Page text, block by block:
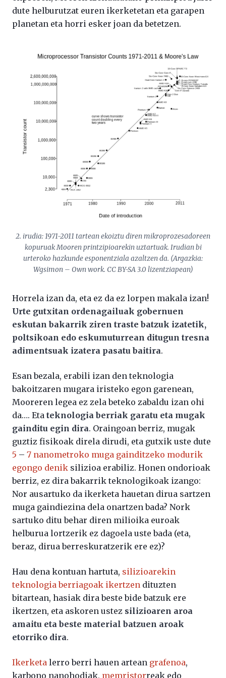
dute helburutzat euren ikerketetan eta garapen
planetan eta horri esker joan da betetzen.
2. irudia: 1971-2011 tartean ekoiztu diren mikroprozesadoreen
kopuruak Mooren printzipioarekin uztartuak. Irudian bi
urteroko hazkunde esponentziala azaltzen da. (Argazkia:
Wgsimon – Own work. CC BY-SA 3.0 lizentziapean)
Horrela izan da, eta ez da ez lorpen makala izan!
Urte gutxitan ordenagailuak gobernuen
eskutan bakarrik ziren traste batzuk izatetik,
poltsikoan edo eskumuturrean ditugun tresna
adimentsuak izatera pasatu baitira.
Esan bezala, erabili izan den teknologia
bakoitzaren mugara iristeko egon garenean,
Mooreren legea ez zela beteko zabaldu izan ohi
da…. Eta teknologia berriak garatu eta mugak
gainditu egin dira. Oraingoan berriz, mugak
guztiz fisikoak direla dirudi, eta gutxik uste dute
5 – 7 nanometroko muga gainditzeko modurik
egongo denik silizioa erabiliz. Honen ondorioak
berriz, ez dira bakarrik teknologikoak izango:
Nor ausartuko da ikerketa hauetan dirua sartzen
muga gaindiezina dela onartzen bada? Nork
sartuko ditu behar diren milioika euroak
helburua lortzerik ez dagoela uste bada (eta,
beraz, dirua berreskuratzerik ere ez)?
Hau dena kontuan hartuta, silizioarekin
teknologia berriagoak ikertzen dituzten
bitartean, hasiak dira beste bide batzuk ere
ikertzen, eta askoren ustez silizioaren aroa
amaitu eta beste material batzuen aroak
etorriko dira.
Ikerketa lerro berri hauen artean grafenoa,
karbono nanohodiak, memristorreak edo